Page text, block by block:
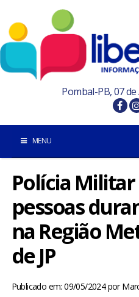
Pombal-PB, 07
MENU
INÍCIO
POMBAL E REGIÃO
Polícia
pessoas
na Região
de JP
Publicado em: 09/05/2024por